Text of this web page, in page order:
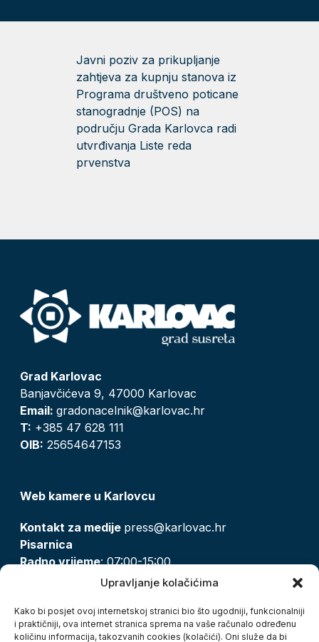
Upravljanje kolačićima
Kako bi posjet ovoj internetskoj stranici bio što ugodniji, funkcionalniji
i praktičniji, ova internet stranica sprema na vaše računalo određenu
količinu informacija, takozvanih cookies (kolačići). Oni služe da bi
Javni poziv za prikupljanje
zahtjeva za kupnju stanova iz
Programa društveno poticane
stanogradnje (POS) na
području Grada Karlovca radi
utvrđivanja Liste reda
prvenstva
Grad Karlovac
Banjavčićeva 9, 47000 Karlovac
Email: gradonacelnik@karlovac.hr
T: +385 47 628 111
OIB: 25654647153
Web kamere u Karlovcu
Kontakt za medije press@karlovac.hr
Pisarnica
Radno vrijeme: 07:00-15:00
pisarnica@karlovac.hr